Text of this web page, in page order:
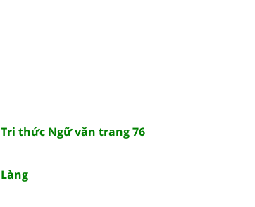
Tri thức Ngữ văn trang 76
Làng